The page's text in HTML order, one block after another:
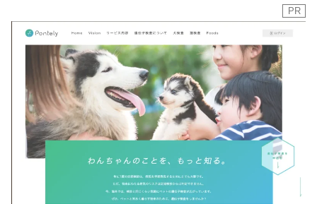
PR